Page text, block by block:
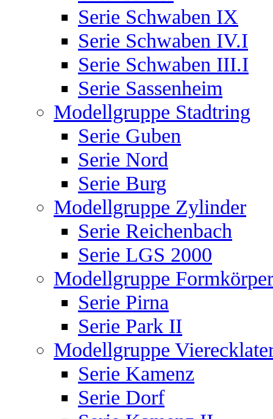
Serie Schwaben IX
Serie Schwaben IV.I
Serie Schwaben III.I
Serie Sassenheim
Modellgruppe Stadtring
Serie Guben
Serie Nord
Serie Burg
Modellgruppe Zylinder
Serie Reichenbach
Serie LGS 2000
Modellgruppe
Serie Pirna
Serie Park II
Modellgruppe
Serie Kamenz
Serie Dorf